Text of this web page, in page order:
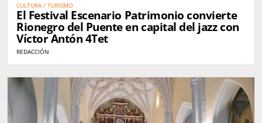
CULTURA / TURISMO
El Festival Escenario Patrimonio convierte
Rionegro del Puente en capital del jazz con
Víctor Antón 4Tet
REDACCIÓN